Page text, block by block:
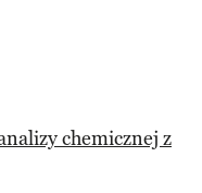
chemicznej z